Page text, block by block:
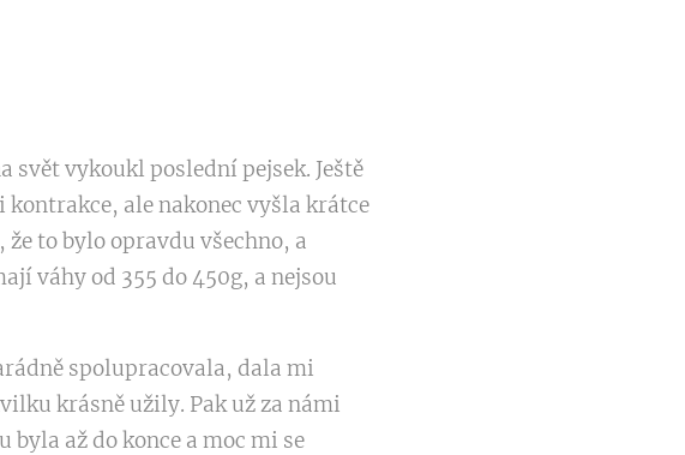
svět vykoukl poslední pejsek. Ještě
ale nakonec vyšla krátce
to bylo opravdu všechno, a
váhy od 355 do 450g, a nejsou
spolupracovala, dala mi
krásně užily. Pak už za námi
až do konce a moc mi se